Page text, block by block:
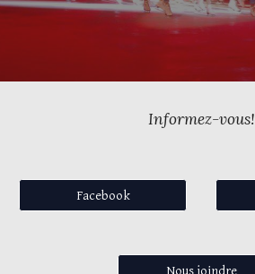
Informez-vous!
Facebook
Nous joindre